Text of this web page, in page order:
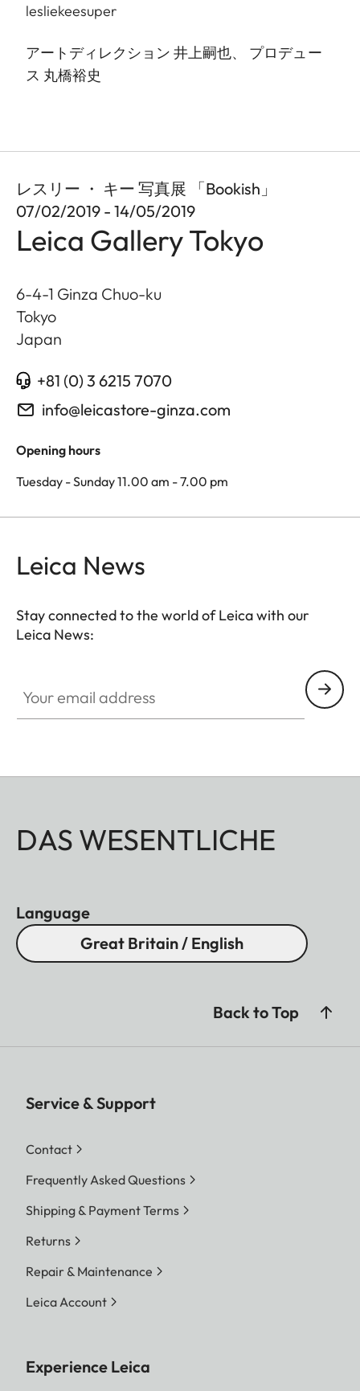
lesliekeesuper
アートディレクション 井上嗣也、 プロデュー
ス 丸橋裕史
レスリー ・ キー 写真展 「Bookish」
07/02/2019 - 14/05/2019
Leica Gallery Tokyo
6-4-1 Ginza Chuo-ku
Tokyo
Japan
+81 (0) 3 6215 7070
info@leicastore-ginza.com
Opening hours
Tuesday - Sunday 11.00 am - 7.00 pm
Leica News
Stay connected to the world of Leica with our
Leica News:
DAS WESENTLICHE
Language
Great Britain / English
Back to Top
Service & Support
Contact
Frequently Asked Questions
Shipping & Payment Terms
Returns
Repair & Maintenance
Leica Account
Experience Leica